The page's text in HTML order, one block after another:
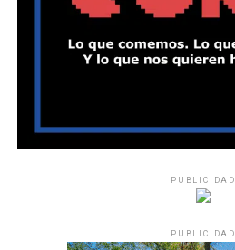
PUBLICIDAD
PUBLICIDAD